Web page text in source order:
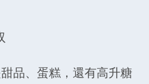
品、蛋糕，還有高升糖